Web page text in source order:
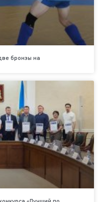
бронзы на